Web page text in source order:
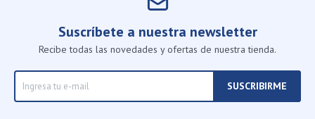
Suscríbete a nuestra newsletter
Recibe todas las novedades y ofertas de nuestra tienda.
SUSCRIBIRME